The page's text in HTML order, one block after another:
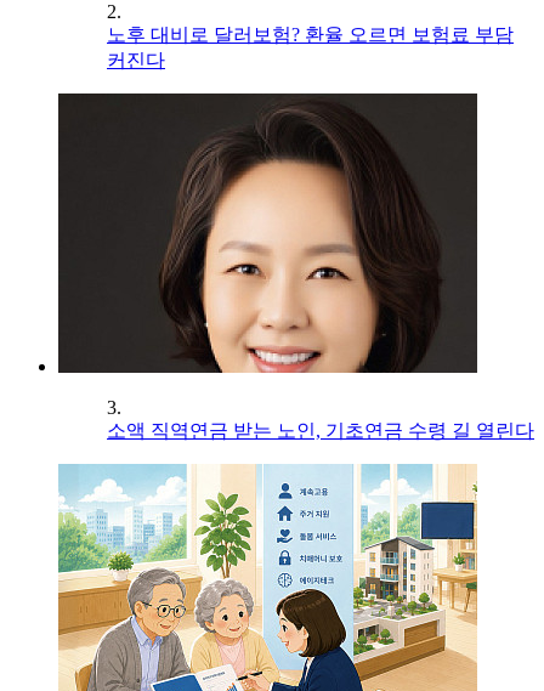
2.
노후 대비로 달러보험? 환율 오르면 보험료 부담
커진다
3.
소액 직역연금 받는 노인, 기초연금 수령 길 열린다